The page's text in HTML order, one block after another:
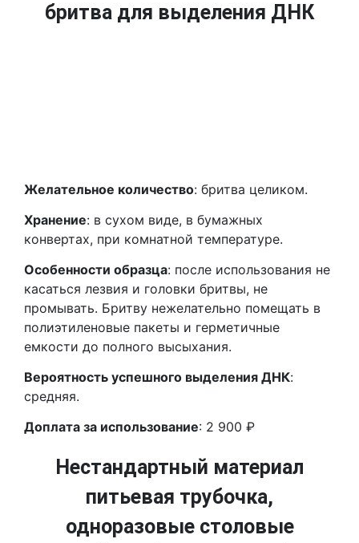
бритва для выделения ДНК
Желательное количество: бритва целиком.
Хранение: в сухом виде, в бумажных
конвертах, при комнатной температуре.
Особенности образца: после использования не
касаться лезвия и головки бритвы, не
промывать. Бритву нежелательно помещать в
полиэтиленовые пакеты и герметичные
емкости до полного высыхания.
Вероятность успешного выделения ДНК:
средняя.
Доплата за использование: 2 900 ₽
Нестандартный материал
питьевая трубочка,
одноразовые столовые